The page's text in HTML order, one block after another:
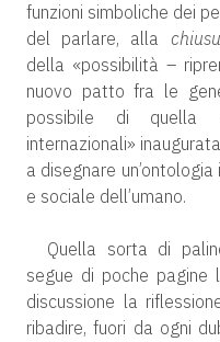
funzioni simboliche dei
del parlare, alla
della «possibilità –
nuovo patto fra le
possibile di quella
internazionali»
a disegnare
e sociale dell’umano.
Quella sorta di
segue di poche pagine
discussione la
ribadire, fuori da ogni